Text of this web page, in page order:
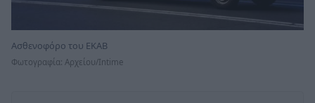
Ασθενοφόρο του ΕΚΑΒ
Φωτογραφία: Aρχείου/Intime